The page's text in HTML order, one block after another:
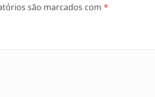
são marcados com *